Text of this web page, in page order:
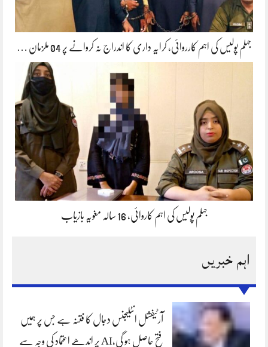
جہلم پولیس کی اہم کارروائی، کرایہ داری کا اندراج نہ کروانے پر 04 ملزمان …
جہلم پولیس کی اہم کاروائی، 16 سالہ مغویہ بازیاب
اہم خبریں
آرٹیفشل انٹلیجنس دجال کا فتنہ ہے جس پر ہمیں
فتح حاصل ہو گی،AI پر اندھے اعتماد کی وجہ سے